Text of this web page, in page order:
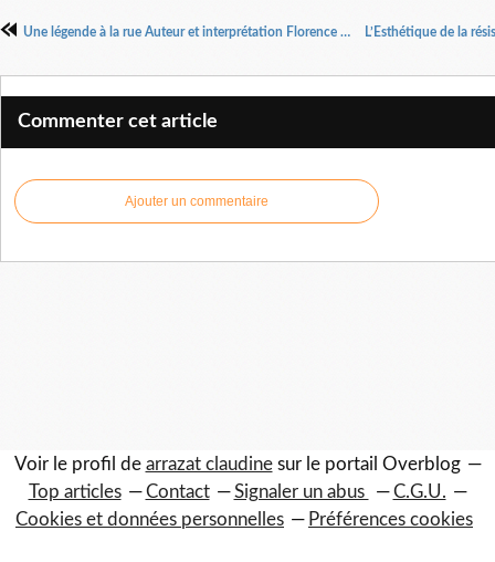
Une légende à la rue Auteur et interprétation Florence Huige Mise en scène Morgane Lombard et Florence Huige.
Commenter cet article
Ajouter un commentaire
Voir le profil de arrazat claudinesur le portail Overblog
Top articles
Contact Signaler un abus
C.G.U.
Cookies et données personnelles
Préférences cookies